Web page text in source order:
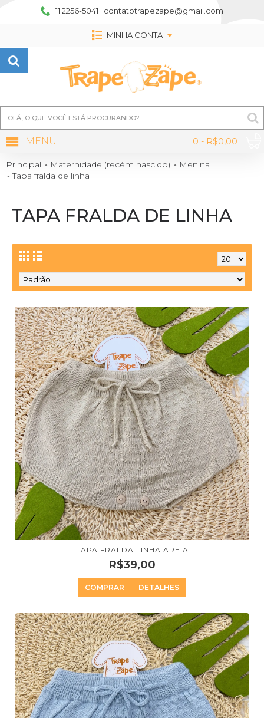
11 2256-5041 | contatotrapezape@gmail.com
MINHA CONTA
0 - R$0,00
MENU
Principal Maternidade (recém nascido)
Menina
Tapa fralda de linha
TAPA FRALDA DE LINHA
TAPA FRALDA LINHA AREIA
R$39,00
COMPRAR DETALHES